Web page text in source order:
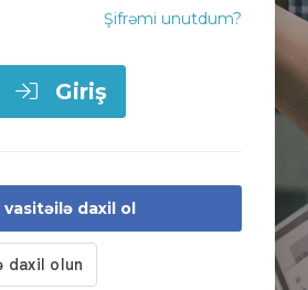
Şifrəmi unutdum?
Giriş
daxil ol